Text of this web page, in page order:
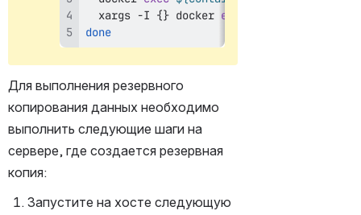
xargs -I {} docker exec
done
Для выполнения резервного
копирования данных необходимо
выполнить следующие шаги на
сервере, где создается резервная
копия:
Запустите на хосте следующую